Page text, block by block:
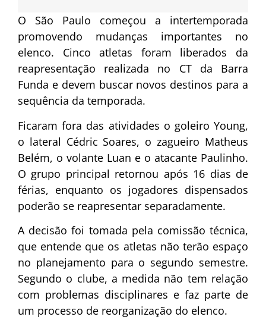
O São Paulo começou a intertemporada
promovendo mudanças importantes no
elenco. Cinco atletas foram liberados da
reapresentação realizada no CT da Barra
Funda e devem buscar novos destinos para a
sequência da temporada.
Ficaram fora das atividades o goleiro Young,
o lateral Cédric Soares, o zagueiro Matheus
Belém, o volante Luan e o atacante Paulinho.
O grupo principal retornou após 16 dias de
férias, enquanto os jogadores dispensados
poderão se reapresentar separadamente.
A decisão foi tomada pela comissão técnica,
que entende que os atletas não terão espaço
no planejamento para o segundo semestre.
Segundo o clube, a medida não tem relação
com problemas disciplinares e faz parte de
um processo de reorganização do elenco.